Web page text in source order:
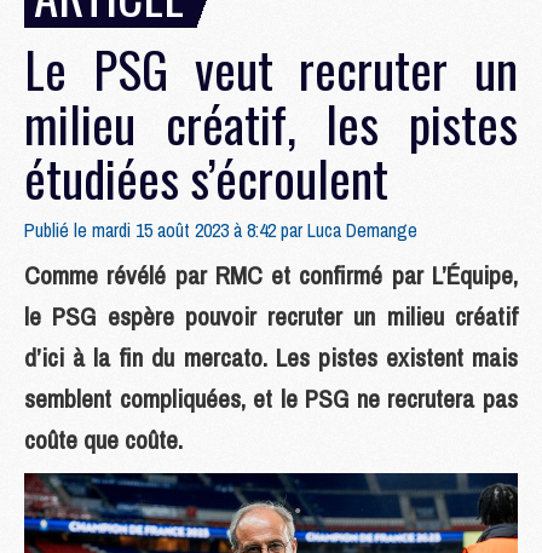
Le PSG veut recruter un
milieu créatif, les pistes
étudiées s’écroulent
Publié le mardi 15 août 2023 à 8:42 parLuca Demange
Comme révélé par RMC et confirmé par L’Équipe,
le PSG espère pouvoir recruter un milieu créatif
d’ici à la fin du mercato. Les pistes existent mais
semblent compliquées, et le PSG ne recrutera pas
coûte que coûte.